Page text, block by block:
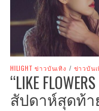
HILIGHT ข่าวบันเทิง / ข่าวบันเ
“LIKE
สัปดาห์สุดท้า